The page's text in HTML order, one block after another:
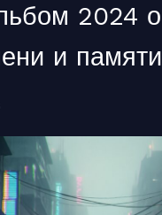
2024 о
и памяти